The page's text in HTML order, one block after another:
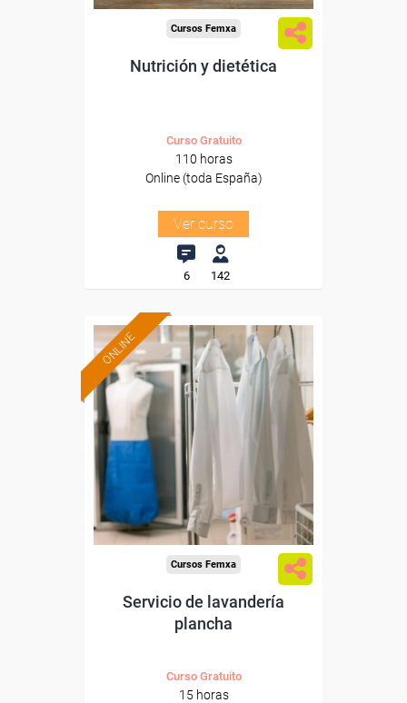
Cursos Femxa
Nutrición y dietética
Curso Gratuito
110 horas
Online (toda España)
Ver curso
6 142
ONLINE
Formación 100%
subvencionada.
Para desempleados,
trabajadores y autónomos.
-Otros Servicios.
Cursos Femxa
Servicio de lavandería
plancha
Curso Gratuito
15 horas